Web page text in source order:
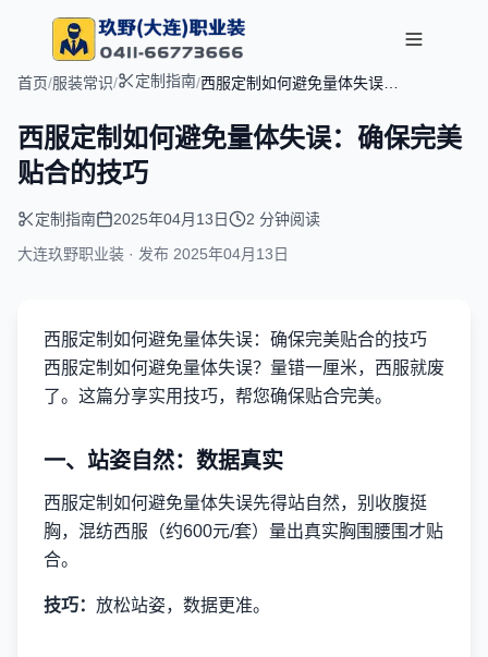
首页/服装常识/ 定制指南/西服定制如何避免量体失误：
西服定制如何避免量体失误：确保完美
贴合的技巧
定制指南 2025年04月13日
2 分钟阅读
大连玖野职业装 · 发布 2025年04月13日
西服定制如何避免量体失误：确保完美贴合的技巧
西服定制如何避免量体失误？量错一厘米，西服就废
了。这篇分享实用技巧，帮您确保贴合完美。
一、站姿自然：数据真实
西服定制如何避免量体失误先得站自然，别收腹挺
胸，混纺西服（约600元/套）量出真实胸围腰围才贴
合。
技巧： 放松站姿，数据更准。